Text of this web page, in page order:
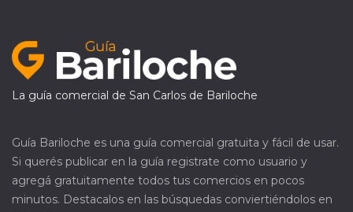
La guía comercial de San Carlos de Bariloche
Guía Bariloche es una guía comercial gratuita y fácil de usar.
Si querés publicar en la guía registrate como usuario y
agregá gratuitamente todos tus comercios en pocos
minutos. Destacalos en las búsquedas conviertiéndolos en